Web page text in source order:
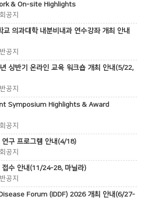
& On-site Highlights
공지
의과대학 내분비내과 연수강좌 개최 안내
공지
상반기 온라인 교육 워크숍 개최 안내(5/22,
공지
Symposium Highlights & Award
공지
구 프로그램 안내(4/18)
공지
수 안내(11/24-28, 마닐라)
공지
Forum (IDDF) 2026 개최 안내(6/27-